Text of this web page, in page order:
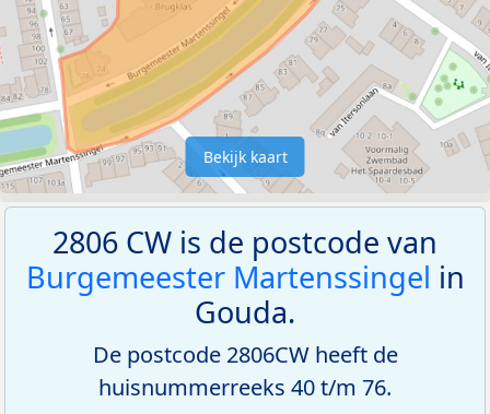
Bekijk kaart
2806 CW is de postcode van
Burgemeester Martenssingel in
Gouda.
De postcode 2806CW heeft de
huisnummerreeks 40 t/m 76.